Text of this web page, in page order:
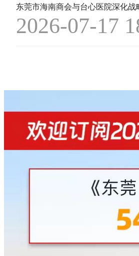
东莞市海南商会与台心医院深化
2026-07-17